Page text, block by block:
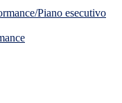
Piano esecutivo